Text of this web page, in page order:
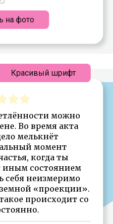
на фото
можно
Во время акта
мелькнёт
момент
когда ты
иным состоянием
неизмеримо
«проекции».
происходит со
Красивый шрифт